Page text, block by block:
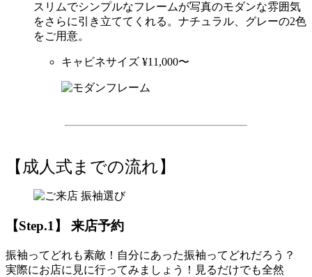
スリムでシンプルなフレームが写真のモダンな雰囲気
をさらに引き立ててくれる。ナチュラル、グレーの2色
をご用意。
キャビネサイズ ¥11,000〜
【成人式までの流れ】
【Step.1】 来店予約
振袖ってどれも素敵！自分にあった振袖ってどれだろう？
実際にお店に見に行ってみましょう！見るだけでも全然